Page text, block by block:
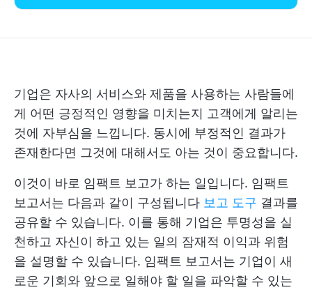
기업은 자사의 서비스와 제품을 사용하는 사람들에
게 어떤 긍정적인 영향을 미치는지 고객에게 알리는
것에 자부심을 느낍니다. 동시에 부정적인 결과가
존재한다면 그것에 대해서도 아는 것이 중요합니다.
이것이 바로 임팩트 보고가 하는 일입니다. 임팩트
보고서는 다음과 같이 구성됩니다 보고 도구 결과를
공유할 수 있습니다. 이를 통해 기업은 투명성을 실
천하고 자신이 하고 있는 일의 잠재적 이익과 위험
을 설명할 수 있습니다. 임팩트 보고서는 기업이 새
로운 기회와 앞으로 일해야 할 일을 파악할 수 있는